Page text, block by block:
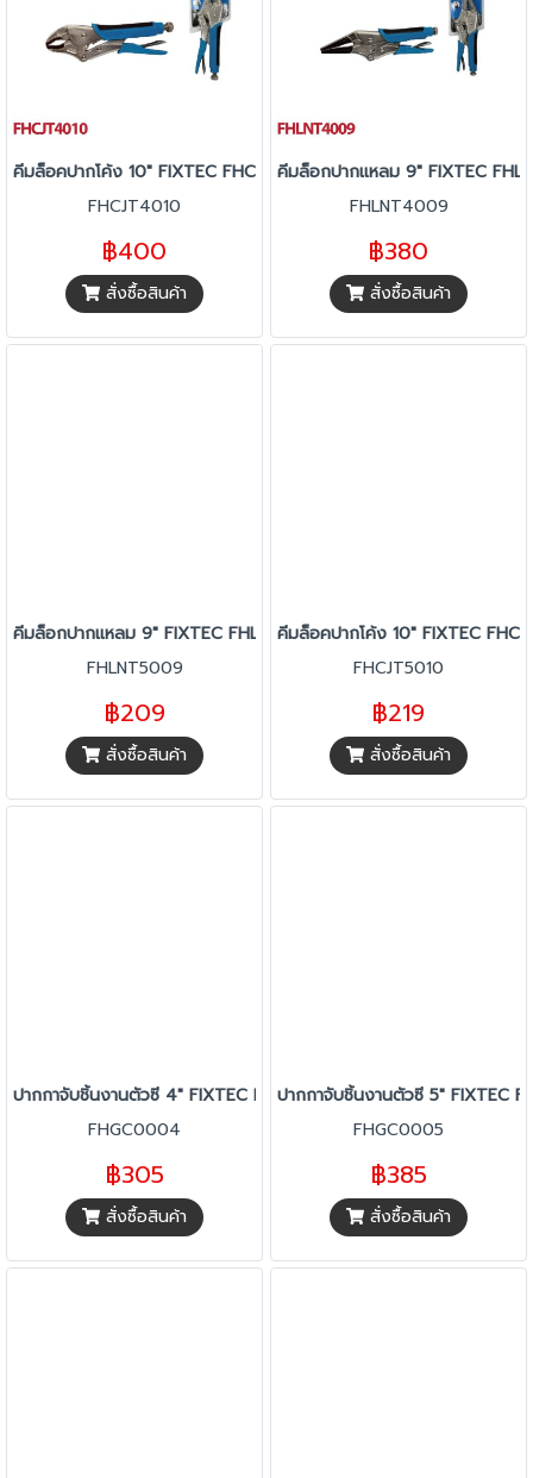
คีมล็อคปากโค้ง 10" FIXTEC FHCJT4010
FHCJT4010
฿400
สั่งซื้อสินค้า
คีมล็อกปากแหลม 9" FIXTEC
FHLNT4009
฿380
สั่งซื้อสินค้า
คีมล็อกปากแหลม 9" FIXTEC FHLNT5009
FHLNT5009
฿209
สั่งซื้อสินค้า
คีมล็อคปากโค้ง 10" FIXTEC
FHCJT5010
฿219
สั่งซื้อสินค้า
ปากกาจับชิ้นงานตัวซี 4" FIXTEC FHGC0004
FHGC0004
฿305
สั่งซื้อสินค้า
ปากกาจับชิ้นงานตัวซี 5" FIXTEC
FHGC0005
฿385
สั่งซื้อสินค้า